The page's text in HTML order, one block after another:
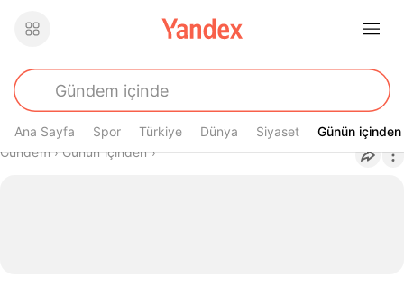
Ana Sayfa Spor Türkiye Dünya Siyaset Günün içinden
Günün içinden
Buradasın
Gündem› Günün içinden›